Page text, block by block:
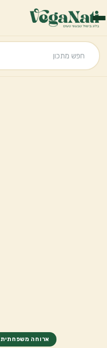
ארוחה משפחתית